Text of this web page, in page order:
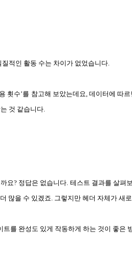
적인 활동 수는 차이가 없었습니다.
횟수’를 참고해 보았는데요, 데이터에 따
것 같습니다.
요? 정답은 없습니다. 테스트 결과를 살펴
많을 수 있겠죠. 그렇지만 헤더 자체가 새
를 완성도 있게 작동하게 하는 것이 좋은